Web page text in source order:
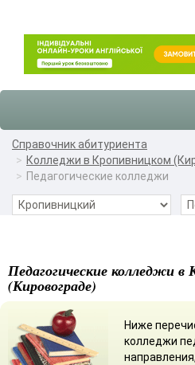
Справочник абитуриента
Колледжи в Кропивницком
Педагогические колледжи
Педагогические колледжи в
(Кировограде)
Ниже
колледжи